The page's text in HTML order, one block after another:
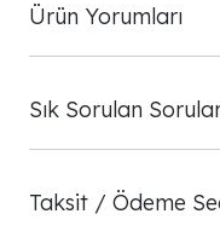
Ürün Yorumları
Sık Sorulan
Taksit / Ödeme